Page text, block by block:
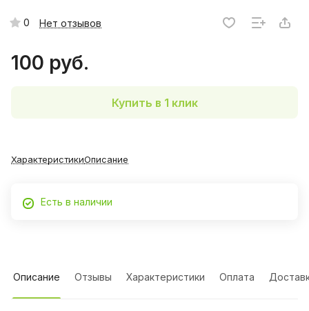
0 Нет отзывов
100 руб.
Купить в 1 клик
ХарактеристикиОписание
Есть в наличии
Описание Отзывы Характеристики Оплата